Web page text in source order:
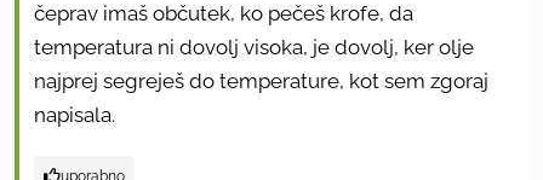
čeprav imaš občutek, ko pečeš krofe, da
temperatura ni dovolj visoka, je dovolj, ker olje
najprej segreješ do temperature, kot sem zgoraj
napisala.
uporabno